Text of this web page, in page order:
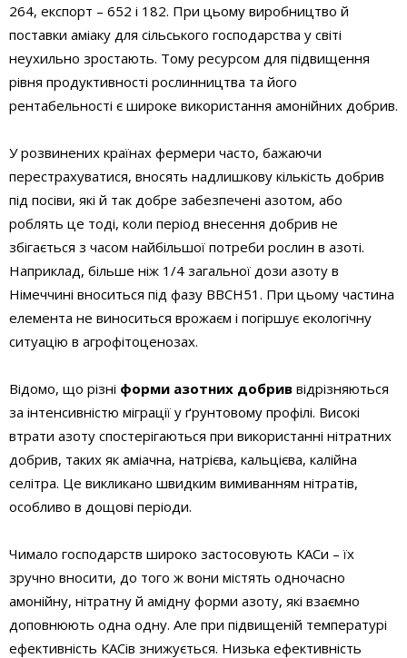
264, експорт – 652 і 182. При цьому виробництво й
поставки аміаку для сільського господарства у світі
неухильно зростають. Тому ресурсом для підвищення
рівня продуктивності рослинництва та його
рентабельності є широке використання амонійних добрив.
У розвинених країнах фермери часто, бажаючи
перестрахуватися, вносять надлишкову кількість добрив
під посіви, які й так добре забезпечені азотом, або
роблять це тоді, коли період внесення добрив не
збігається з часом найбільшої потреби рослин в азоті.
Наприклад, більше ніж 1/4 загальної дози азоту в
Німеччині вноситься під фазу ВВСН51. При цьому частина
елемента не виноситься врожаєм і погіршує екологічну
ситуацію в агрофітоценозах.
Відомо, що різні форми азотних добрив відрізняються
за інтенсивністю міграції у ґрунтовому профілі. Високі
втрати азоту спостерігаються при використанні нітратних
добрив, таких як аміачна, натрієва, кальцієва, калійна
селітра. Це викликано швидким вимиванням нітратів,
особливо в дощові періоди.
Чимало господарств широко застосовують КАСи – їх
зручно вносити, до того ж вони містять одночасно
амонійну, нітратну й амідну форми азоту, які взаємно
доповнюють одна одну. Але при підвищеній температурі
ефективність КАСів знижується. Низька ефективність